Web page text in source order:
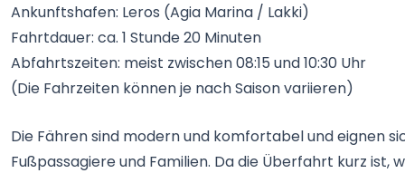
Ankunftshafen: Leros (Agia Marina / Lakki)
Fahrtdauer: ca. 1 Stunde 20 Minuten
Abfahrtszeiten: meist zwischen 08:15 und 10:30 Uhr
(Die Fahrzeiten können je nach Saison variieren)
Die Fähren sind modern und komfortabel und eignen
Fußpassagiere und Familien. Da die Überfahrt kurz ist,